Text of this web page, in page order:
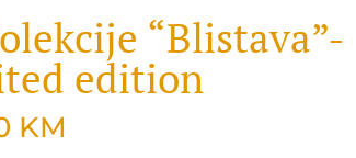
“Blistava”-
edition
KM